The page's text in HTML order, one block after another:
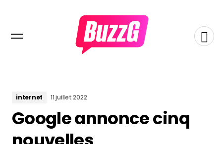
internet 11 juillet 2022
Google annonce cinq